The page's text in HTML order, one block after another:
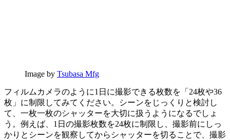
Image by Tsubasa Mfg
フィルムカメラのように1日に撮影できる枚数を「24枚や36
枚」に制限してみてください。シーンをじっくりと検討し
て、一枚一枚のシャッターを大切に扱うようになるでしょ
う。例えば、1日の撮影枚数を24枚に制限し、撮影前にしっ
かりとシーンを観察してからシャッターを切ることで、撮影